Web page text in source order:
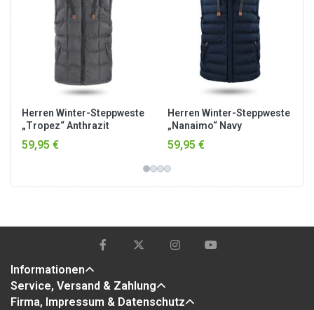
Herren Winter-Steppweste
„Tropez“ Anthrazit
59,95 €
Herren Winter-Steppweste
„Nanaimo“ Navy
59,95 €
Informationen
Service, Versand & Zahlung
Firma, Impressum & Datenschutz